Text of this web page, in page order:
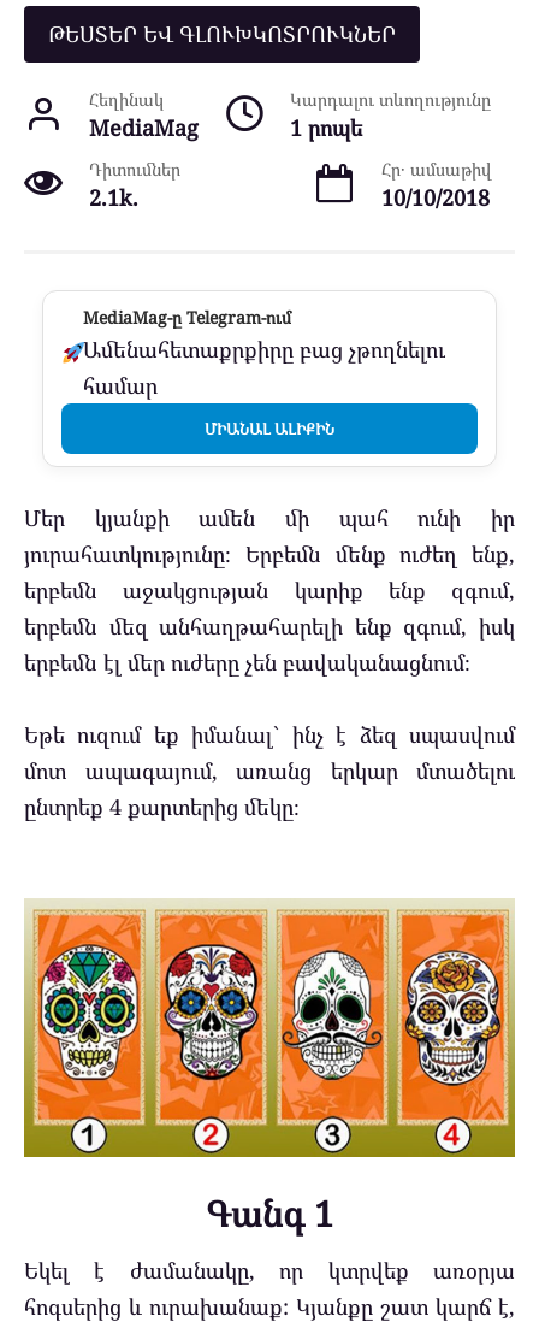
ԹԵՍՏԵՐ ԵՎ ԳԼՈՒԽԿՈՏՐՈՒԿՆԵՐ
Հեղինակ
MediaMag
Կարդալու տևողությունը
1 րոպե
Դիտումներ
2.1k.
Հր․ ամսաթիվ
10/10/2018
MediaMag-ը Telegram-ում
Ամենահետաքրքիրը բաց չթողնելու
համար
ՄԻԱՆԱԼ ԱԼԻՔԻՆ
Մեր կյանքի ամեն մի պահ ունի իր
յուրահատկությունը։ Երբեմն մենք ուժեղ ենք,
երբեմն աջակցության կարիք ենք զգում,
երբեմն մեզ անհաղթահարելի ենք զգում, իսկ
երբեմն էլ մեր ուժերը չեն բավականացնում։
Եթե ուզում եք իմանալ` ինչ է ձեզ սպասվում
մոտ ապագայում, առանց երկար մտածելու
ընտրեք 4 քարտերից մեկը։
Գանգ 1
Եկել է ժամանակը, որ կտրվեք առօրյա
հոգսերից և ուրախանաք: Կյանքը շատ կարճ է,